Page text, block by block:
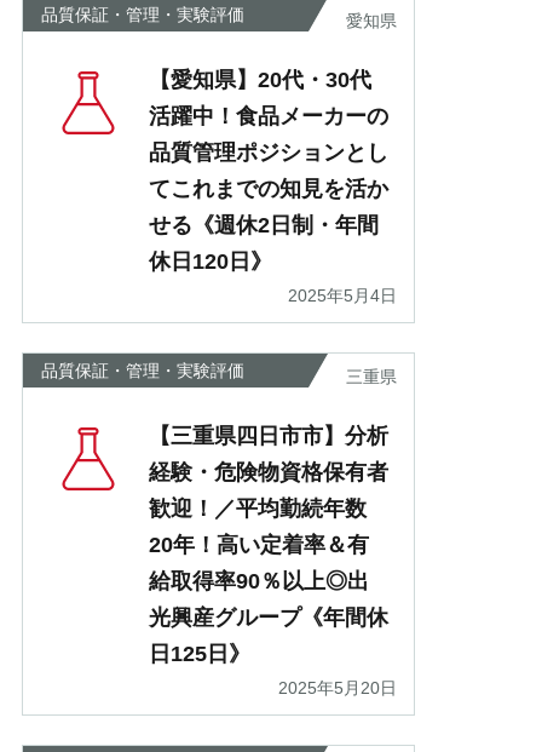
品質保証・管理・実験評価 愛知県
【愛知県】20代・30代
活躍中！食品メーカーの
品質管理ポジションとし
てこれまでの知見を活か
せる《週休2日制・年間
休日120日》
2025年5月4日
品質保証・管理・実験評価 三重県
【三重県四日市市】分析
経験・危険物資格保有者
歓迎！／平均勤続年数
20年！高い定着率＆有
給取得率90％以上◎出
光興産グループ《年間休
日125日》
2025年5月20日